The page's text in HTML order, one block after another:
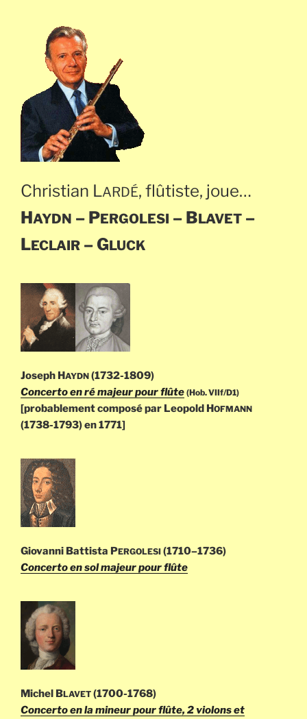
Christian LARDÉ, flûtiste, joue…
HAYDN – PERGOLESI – BLAVET –
LECLAIR – GLUCK
Joseph HAYDN (1732-1809)
Concerto en ré majeur pour flûte (Hob. VIIf/D1)
[probablement composé par Leopold HOFMANN
(1738-1793) en 1771]
Giovanni Battista PERGOLESI (1710–1736)
Concerto en sol majeur pour flûte
Michel BLAVET (1700-1768)
Concerto en la mineur pour flûte, 2 violons et